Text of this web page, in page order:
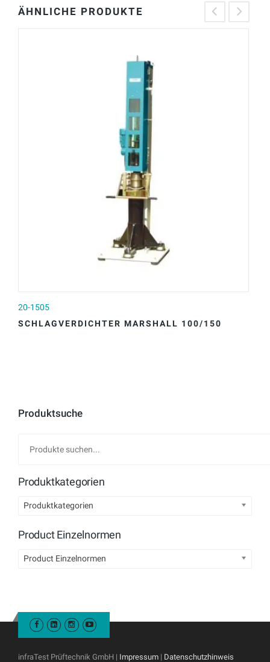
ÄHNLICHE PRODUKTE
20-1505
SCHLAGVERDICHTER MARSHALL 100/150
Produktsuche
Produktkategorien
Produktkategorien
Product Einzelnormen
Product Einzelnormen
infraTest Prüftechnik GmbH | Impressum | Datenschutzhinweis